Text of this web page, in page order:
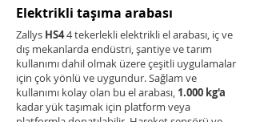
Elektrikli taşıma arabası
Zallys HS44 tekerlekli elektrikli el arabası, iç ve
dış mekanlarda endüstri, şantiye ve tarım
kullanımı dahil olmak üzere çeşitli uygulamalar
için çok yönlü ve uygundur. Sağlam ve
kullanımı kolay olan bu el arabası, 1.000 kg'a
kadar yük taşımak için platform veya